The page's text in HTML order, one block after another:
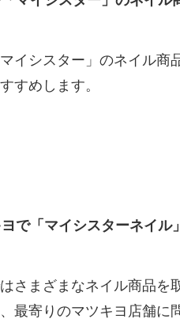
イシスター」のネイル商
すめします。
で「マイシスターネイル
さまざまなネイル商品を
最寄りのマツキヨ店舗に